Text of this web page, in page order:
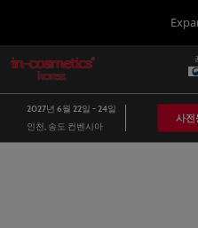
바
가
close
menu.
in-cosmetics Group
Global
Asia
2027년 6월 22일 - 24일
인천, 송도 컨벤시아
사전